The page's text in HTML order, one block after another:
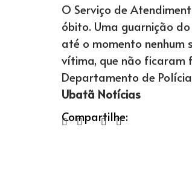
O Serviço de
óbito. Uma guarnição
até o momento nenhum
vítima, que não ficaram
Departamento de
Ubatã Notícias
Compartilhe: